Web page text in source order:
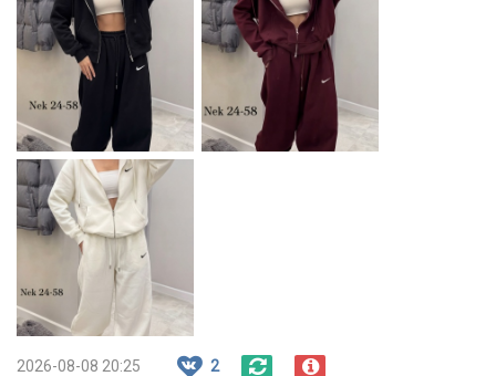
2026-08-08 20:25 2